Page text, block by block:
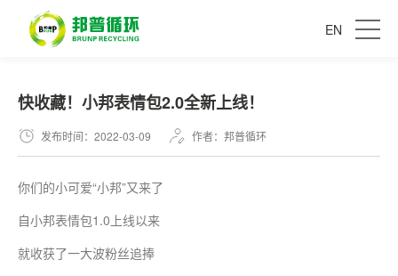
EN
快收藏！小邦表情包2.0全新上线！
发布时间：2022-03-09 作者：邦普循环
你们的小可爱“小邦”又来了
自小邦表情包1.0上线以来
就收获了一大波粉丝追捧